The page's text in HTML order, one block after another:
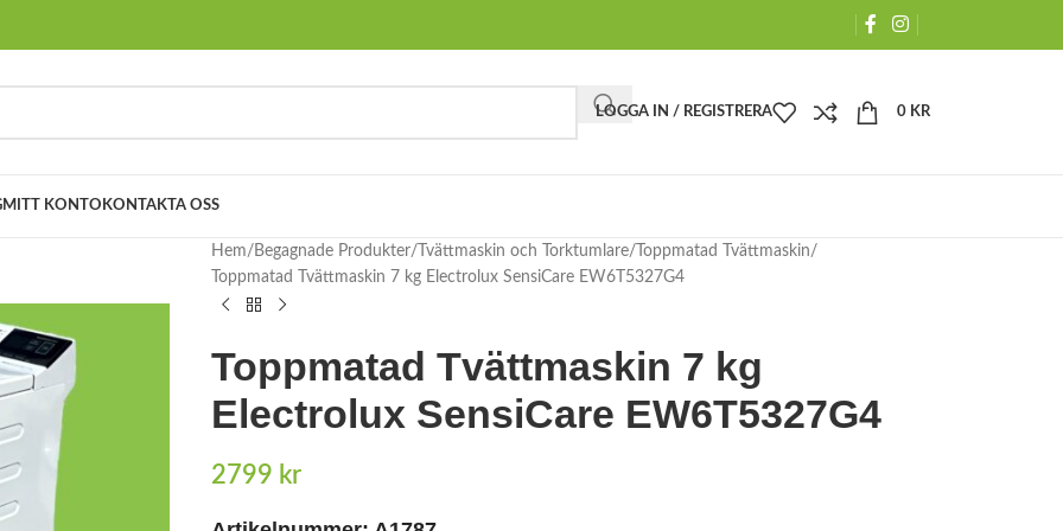
LOGGA IN / REGISTRERA 0 KR
MITT KONTO KONTAKTA OSS
Hem Begagnade Produkter Tvättmaskin och Torktumlare
Toppmatad Tvättmaskin
Toppmatad Tvättmaskin 7 kg Electrolux SensiCare EW6T5327G4
Toppmatad Tvättmaskin 7 kg
Electrolux SensiCare EW6T5327G4
2799 kr